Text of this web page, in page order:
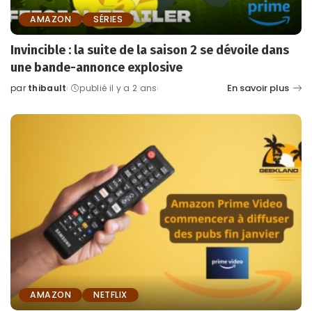
AMAZON SÉRIES
Invincible : la suite de la saison 2 se dévoile dans
une bande-annonce explosive
Posted
par thibault publié il y a 2 ans En savoir plus
AMAZON NETFLIX